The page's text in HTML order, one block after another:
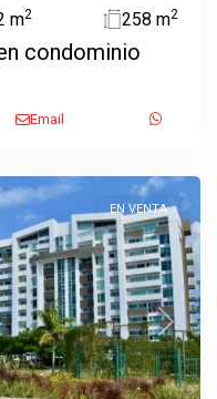
m2 258 m2
condominio
Email
Next
EN VENTA